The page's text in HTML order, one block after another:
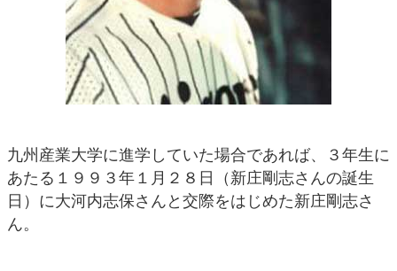
九州産業大学に進学していた場合であれば、３年生に
あたる１９９３年１月２８日（新庄剛志さんの誕生
日）に大河内志保さんと交際をはじめた新庄剛志さ
ん。